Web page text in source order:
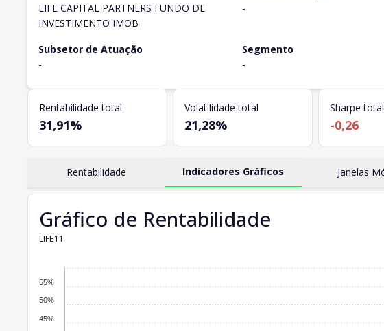
LIFE CAPITAL PARTNERS FUNDO DE
INVESTIMENTO IMOB
-
Subsetor de Atuação
-
Segmento
-
Rentabilidade total
31,91%
Volatilidade total
21,28%
Sharpe total
-0,26
Rentabilidade Indicadores Gráficos Janelas
Gráfico de Rentabilidade
LIFE11
45%
50%
55%